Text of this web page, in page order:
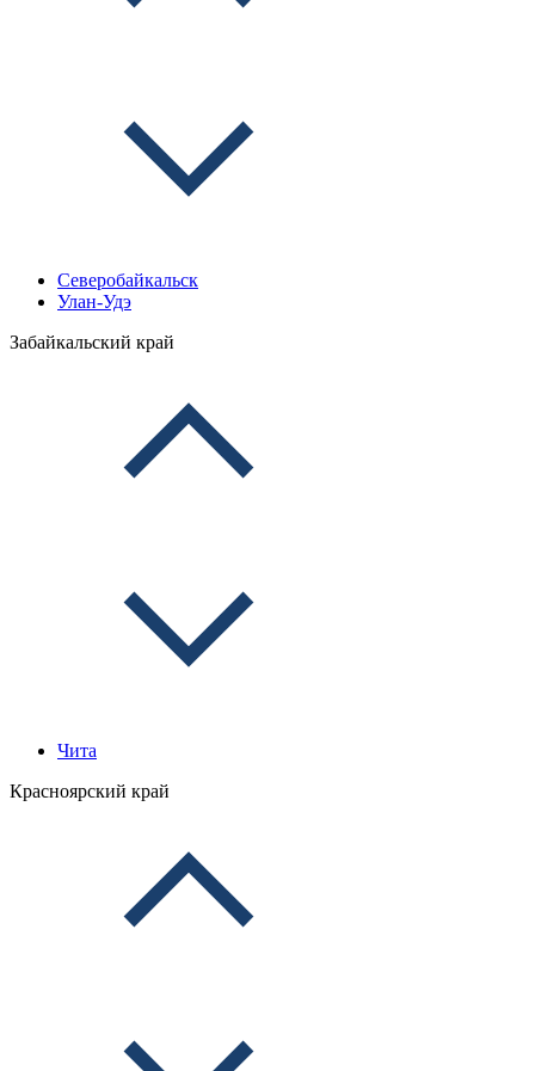
Северобайкальск
Улан-Удэ
Забайкальский край
Чита
Красноярский край